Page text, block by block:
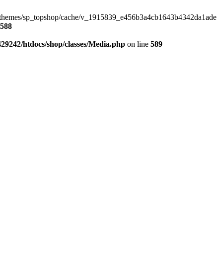
sp_topshop/cache/
588
htdocs/shop/classes/Media.php on line 589